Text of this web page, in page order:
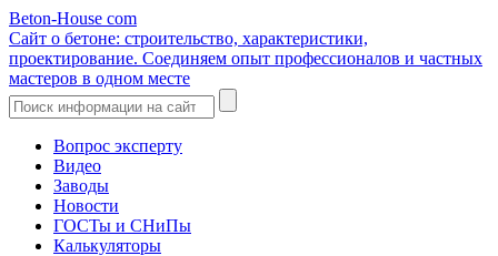
Beton-House com
Сайт о бетоне: строительство, характеристики,
проектирование. Соединяем опыт профессионалов и частных
мастеров в одном месте
Вопрос эксперту
Видео
Заводы
Новости
ГОСТы и СНиПы
Калькуляторы